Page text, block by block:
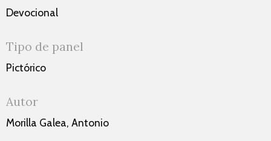
Devocional
Tipo de panel
Pictórico
Autor
Morilla Galea, Antonio